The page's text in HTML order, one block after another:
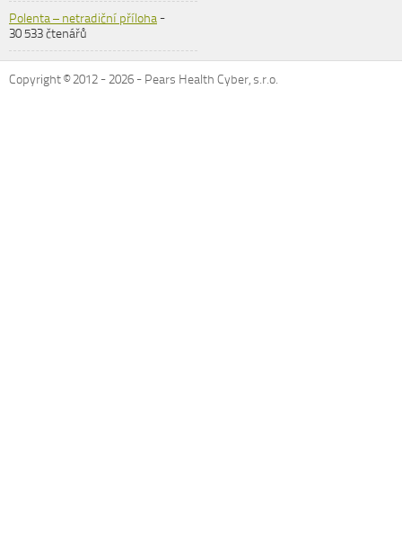
Polenta – netradiční příloha-
30 533 čtenářů
Copyright © 2012 -2026 - Pears Health Cyber, s.r.o.